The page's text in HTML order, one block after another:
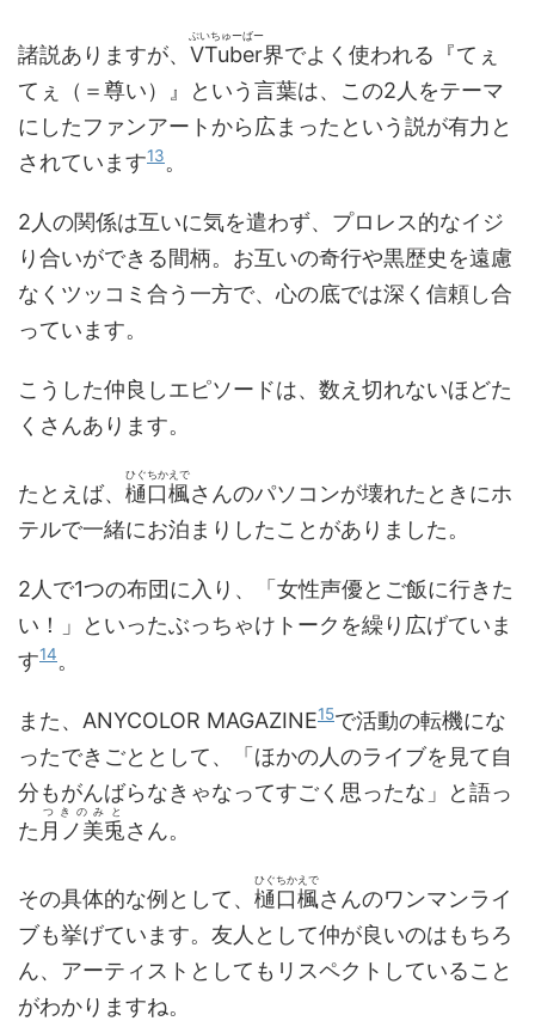
諸説ありますが、 VTuber
ぶいちゅーばー
界でよく使われる『てぇ
てぇ（＝尊い）』という言葉は、この2人をテーマ
にしたファンアートから広まったという説が有力と
されています13。
2人の関係は互いに気を遣わず、プロレス的なイジ
り合いができる間柄。お互いの奇行や黒歴史を遠慮
なくツッコミ合う一方で、心の底では深く信頼し合
っています。
こうした仲良しエピソードは、数え切れないほどた
くさんあります。
たとえば、 樋口楓
ひぐちかえで
さんのパソコンが壊れたときにホ
テルで一緒にお泊まりしたことがありました。
2人で1つの布団に入り、「女性声優とご飯に行きた
い！」といったぶっちゃけトークを繰り広げていま
す14。
また、ANYCOLOR MAGAZINE15で活動の転機にな
ったできごととして、「ほかの人のライブを見て自
分もがんばらなきゃなってすごく思ったな」と語っ
た 月ノ美兎
つきのみと
さん。
その具体的な例として、 樋口楓
ひぐちかえで
さんのワンマンライ
ブも挙げています。友人として仲が良いのはもちろ
ん、アーティストとしてもリスペクトしていること
がわかりますね。